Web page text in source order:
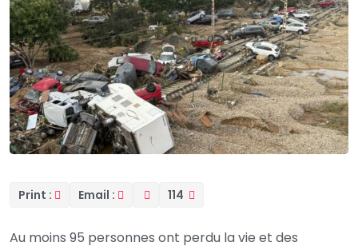
Print : Email : 114
Au moins 95 personnes ont perdu la vie et des